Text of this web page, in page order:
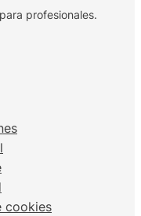
profesionales.
cookies